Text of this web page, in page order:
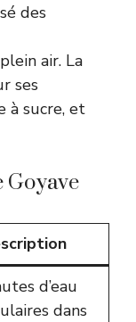
des
air. La
ses
à sucre, et
Goyave
d’eau
dans